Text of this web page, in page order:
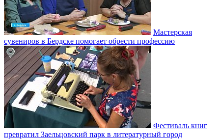
Мастерская
сувениров в Бердске помогает обрести профессию
Фестиваль книг
превратил Заельцовский парк в литературный город